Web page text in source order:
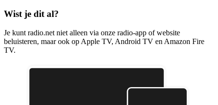
Wist je dit al?
Je kunt radio.net niet alleen via onze radio-app of website
beluisteren, maar ook op Apple TV, Android TV en Amazon Fire
TV.